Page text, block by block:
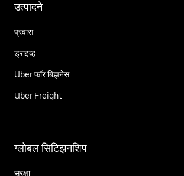
उत्पादने
प्रवास
ड्राइव्ह
Uber फॉर बिझनेस
Uber Freight
ग्लोबल सिटिझनशिप
सुरक्षा